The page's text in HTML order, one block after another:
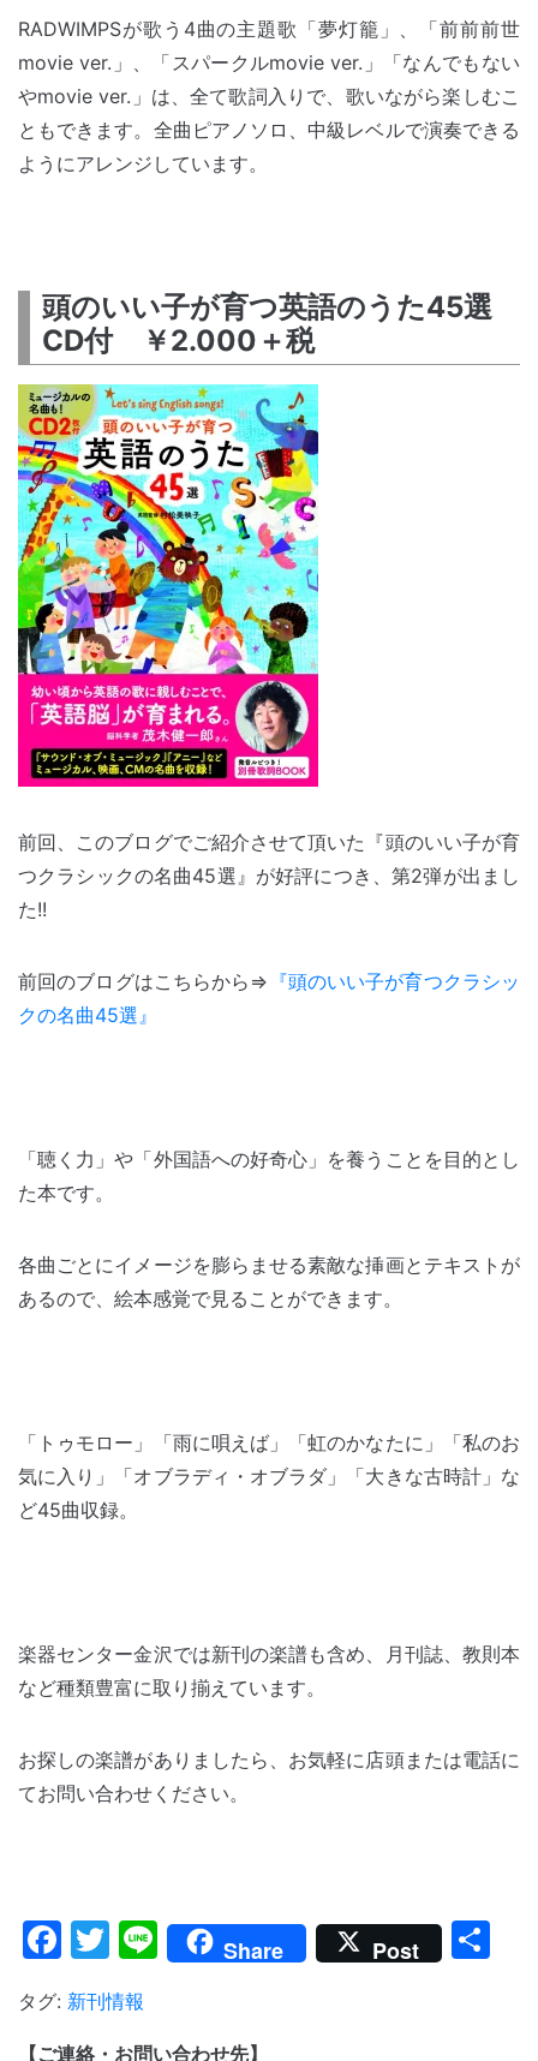
RADWIMPSが歌う4曲の主題歌「夢灯籠」、「前前前世
movie ver.」、「スパークルmovie ver.」「なんでもない
やmovie ver.」は、全て歌詞入りで、歌いながら楽しむこ
ともできます。全曲ピアノソロ、中級レベルで演奏できる
ようにアレンジしています。
頭のいい子が育つ英語のうた45選
CD付 ￥2.000＋税
前回、このブログでご紹介させて頂いた『頭のいい子が育
つクラシックの名曲45選』が好評につき、第2弾が出まし
た!!
前回のブログはこちらから⇒ 『頭のいい子が育つクラシッ
クの名曲45選』
「聴く力」や「外国語への好奇心」を養うことを目的とし
た本です。
各曲ごとにイメージを膨らませる素敵な挿画とテキストが
あるので、絵本感覚で見ることができます。
「トゥモロー」「雨に唄えば」「虹のかなたに」「私のお
気に入り」「オブラディ・オブラダ」「大きな古時計」な
ど45曲収録。
楽器センター金沢では新刊の楽譜も含め、月刊誌、教則本
など種類豊富に取り揃えています。
お探しの楽譜がありましたら、お気軽に店頭または電話に
てお問い合わせください。
Facebook
Twitter
LineShare Post
タグ: 新刊情報
【ご連絡・お問い合わせ先】